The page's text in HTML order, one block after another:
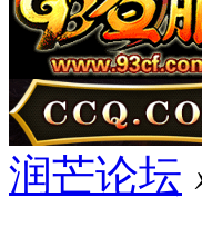
润芒论坛